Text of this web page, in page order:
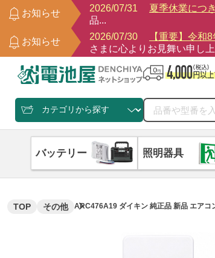
お知らせ
2026/07/31 夏季休業につ
品...
お知らせ
2026/07/30 【重要】令和
さまに心よりお見舞い申し
バッテリー 照明器具
TOP その他 ARC476A19 ダイキン 純正品 新品 エアコ